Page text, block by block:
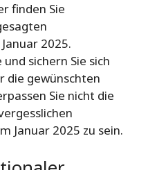
finden Sie
2025.
sichern Sie sich
die gewünschten
Sie nicht die
Januar 2025 zu sein.